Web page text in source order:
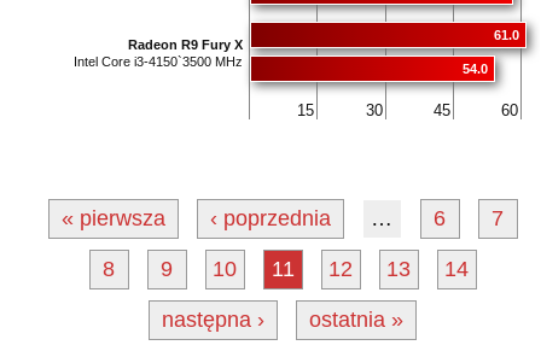
15 30 45 60
Radeon R9 Fury X
Intel Core i3-4150`3500 MHz
61.0
54.0
« pierwsza ‹ poprzednia … 6 7
8 9 10 11 12 13 14
następna › ostatnia »